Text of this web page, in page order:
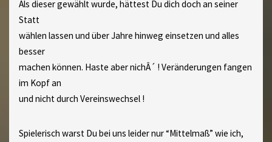
Als dieser gewählt wurde, hättest Du dich doch an seiner
Statt
wählen lassen und über Jahre hinweg einsetzen und alles
besser
machen können. Haste aber nichÂ´ ! Veränderungen fangen
im Kopf an
und nicht durch Vereinswechsel !
Spielerisch warst Du bei uns leider nur “Mittelmaß” wie ich,